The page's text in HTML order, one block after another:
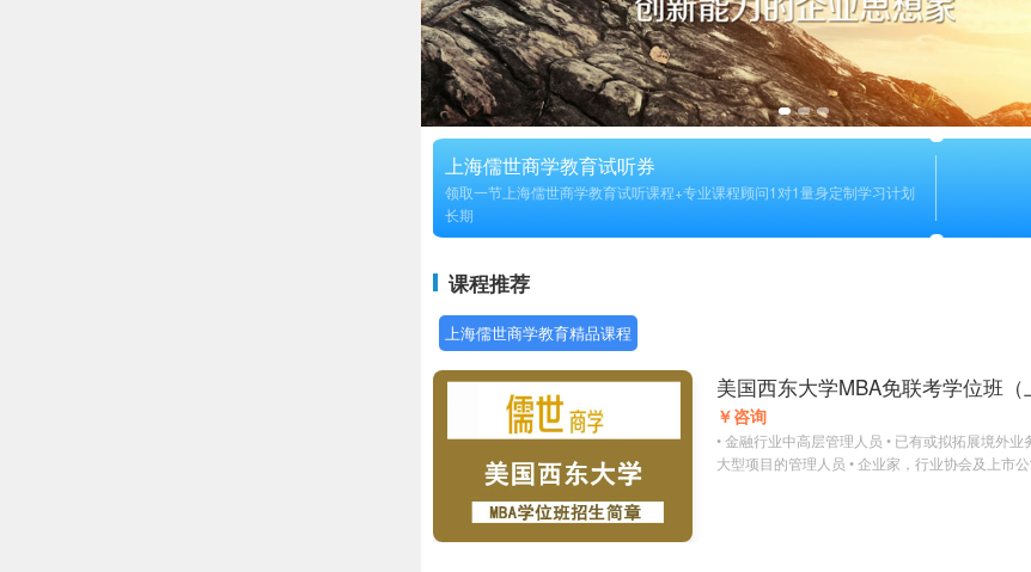
上海儒世商学教育试听券
领取一节上海儒世商学教育试听课程+专业课程顾问1对1量身定制学习计划
长期
课程推荐
上海儒世商学教育精品课程
美国西东大学MBA免联考学位班
￥咨询
• 金融行业中高层管理人员 • 已有或拟拓展境外业务的企业高层管理者，
大型项目的管理人员 • 企业家，行业协会及上市公司领导 • 富有创新意